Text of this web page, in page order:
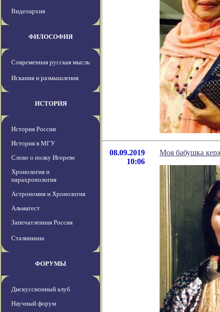
Видеоархив
ФИЛОСОФИЯ
Современная русская мысль
Искания и размышления
ИСТОРИЯ
История России
История в МГУ
Слово о полку Игореве
Хронология и
парахронология
Астрономия и Хронология
Альмагест
Запечатленная Россия
Сталиниана
ФОРУМЫ
Дискуссионный клуб
Научный форум
08.09.2019
10:06
Моя бабушка